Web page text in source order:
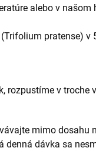
alebo v našom
pratense) v
rozpustíme v troche
mimo dosahu
denná dávka sa